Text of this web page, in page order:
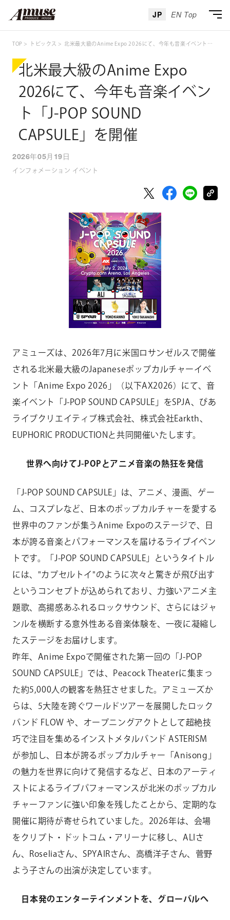
JP EN Top
CONTACT お問い合わせ
個人のお客様
AUDITION アーティスト募集
Amuse Solution アミューズのソリューション
ENGLISH
TOP トピックス 北米最大級のAnime Expo 2026にて、今年も音楽イベント「J-POP SOUND CAPSULE」を開催
北米最大級のAnime Expo
2026にて、今年も音楽イベン
ト「J-POP SOUND
CAPSULE」を開催
2026年05月19日
インフォメーション イベント
アミューズは、 2026年7 月に米国ロサンゼルスで開催
される北米最大級の Japaneseポップカルチャーイベ
ント「 Anime Expo 2026 」（以下AX2026）にて、音
楽イベント「
J-POP SOUND CAPSULE 」をSPJA、 ぴあ
ライブクリエイティブ株式会社、株式会社Earkth、
EUPHORIC PRODUCTION と共同開催いたします。
世界へ向けて J-POP とアニメ音楽の熱狂を発信
J-POP SOUND CAPSULE 」は、アニメ、漫画、ゲー
ム、コスプレなど、日本のポップカルチャーを愛する
世界中のファンが集う Anime Expoのステージで、日
本が誇る音楽とパフォーマンスを届けるライブイベン
トです。「
J-POP SOUND CAPSULE 」というタイトル
には、 "カプセルトイ "のように次々と驚きが飛び出す
というコンセプトが込められており、力強いアニメ主
題歌、高揚感あふれるロックサウンド、さらにはジャ
ンルを横断する意外性ある音楽体験を、一夜に凝縮し
たステージをお届けします。
昨年、Anime Expoで開催された第一回の「J-POP
SOUND CAPSULE」では、Peacock Theaterに集まっ
た約5,000人の観客を熱狂させました。アミューズか
らは、5大陸を跨ぐワールドツアーを展開したロック
バンド FLOW や、オープニングアクトとして超絶技
巧で注目を集めるインストメタルバンド ASTERISM
が参加し、日本が誇るポップカルチャー「Anisong」
の魅力を世界に向けて発信するなど、日本のアーティ
ストによるライブパフォーマンスが北米のポップカル
チャーファンに強い印象を残したことから、定期的な
開催に期待が寄せられていました。2026年は、会場
をクリプト・ドットコム・アリーナに移し、ALIさ
ん、Roseliaさん、SPYAIRさん、高橋洋子さん、菅野
よう子さんの出演が決定しています。
日本発のエンターテインメントを、グローバルへ